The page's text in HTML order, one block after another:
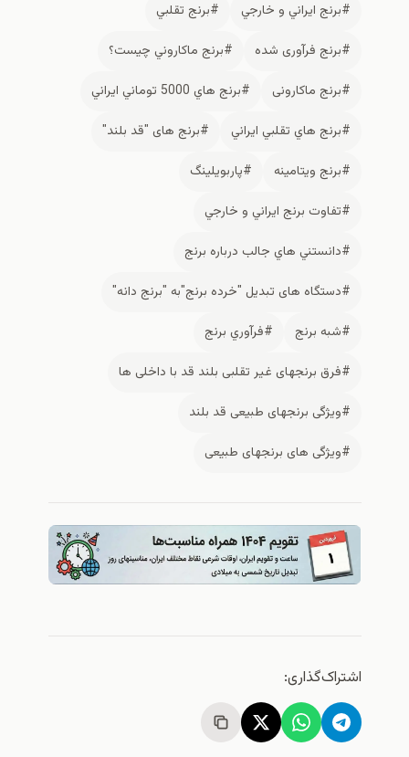
#برنج ايراني و خارجي
#برنج تقلبي
#برنج فرآوری شده
#برنج ماكاروني چيست؟
#برنج ماکارونی
#برنج هاي 5000 توماني ايراني
#برنج هاي تقلبي ايراني
#برنج های "قد بلند"
#برنج ویتامینه
#پاربويلينگ
#تفاوت برنج ايراني و خارجي
#دانستني هاي جالب درباره برنج
#دستگاه های تبدیل "خرده برنج"به "برنج دانه"
#شبه برنج
#فرآوري برنج
#فرق برنجهای غیر تقلبی بلند قد با داخلی ها
#ویژگی برنجهای طبیعی قد بلند
#ویژگی های برنجهای طبیعی
اشتراک‌گذاری: